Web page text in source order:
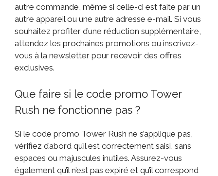
autre commande, même si celle-ci est faite par un
autre appareil ou une autre adresse e-mail. Si vous
souhaitez profiter d’une réduction supplémentaire,
attendez les prochaines promotions ou inscrivez-
vous à la newsletter pour recevoir des offres
exclusives.
Que faire si le code promo Tower
Rush ne fonctionne pas ?
Si le code promo Tower Rush ne s’applique pas,
vérifiez d’abord qu’il est correctement saisi, sans
espaces ou majuscules inutiles. Assurez-vous
également qu’il n’est pas expiré et qu’il correspond